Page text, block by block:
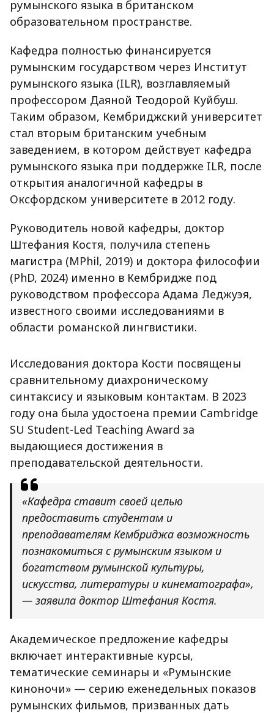
румынского языка в британском
образовательном пространстве.
Кафедра полностью финансируется
румынским государством через Институт
румынского языка (ILR), возглавляемый
профессором Даяной Теодорой Куйбуш.
Таким образом, Кембриджский университет
стал вторым британским учебным
заведением, в котором действует кафедра
румынского языка при поддержке ILR, после
открытия аналогичной кафедры в
Оксфордском университете в 2012 году.
Руководитель новой кафедры, доктор
Штефания Костя, получила степень
магистра (MPhil, 2019) и доктора философии
(PhD, 2024) именно в Кембридже под
руководством профессора Адама Леджуэя,
известного своими исследованиями в
области романской лингвистики.
Исследования доктора Кости посвящены
сравнительному диахроническому
синтаксису и языковым контактам. В 2023
году она была удостоена премии Cambridge
SU Student-Led Teaching Award за
выдающиеся достижения в
преподавательской деятельности.
«Кафедра ставит своей целью
предоставить студентам и
преподавателям Кембриджа возможность
познакомиться с румынским языком и
богатством румынской культуры,
искусства, литературы и кинематографа»,
— заявила доктор Штефания Костя.
Академическое предложение кафедры
включает интерактивные курсы,
тематические семинары и «Румынские
киноночи» — серию еженедельных показов
румынских фильмов, призванных дать